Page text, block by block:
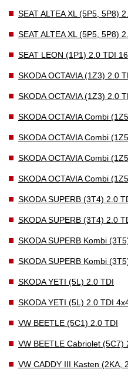
SEAT ALTEA XL (5P5, 5P8)
SEAT ALTEA XL (5P5, 5P8)
SEAT LEON (1P1) 2.0 TDI
SKODA OCTAVIA (1Z3) 2.0
SKODA OCTAVIA (1Z3) 2.0
SKODA OCTAVIA Combi
SKODA OCTAVIA Combi
SKODA OCTAVIA Combi
SKODA OCTAVIA Combi
SKODA SUPERB (3T4) 2.0
SKODA SUPERB (3T4) 2.0
SKODA SUPERB Kombi
SKODA SUPERB Kombi
SKODA YETI (5L) 2.0 TDI
SKODA YETI (5L) 2.0 TDI
VW BEETLE (5C1) 2.0 TDI
VW BEETLE Cabriolet (5C7)
VW CADDY III Kasten (2KA,